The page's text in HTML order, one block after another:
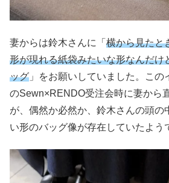
妻からは鈴木さんに「 横から見たと
形が現れる紙袋みたいな形なんだけ
ッグ 」をお願いしていました。この
のSewn×RENDO受注会時に妻から
が、偶然か必然か、鈴木さんの頭の
い形のバッグ像が存在していたよう